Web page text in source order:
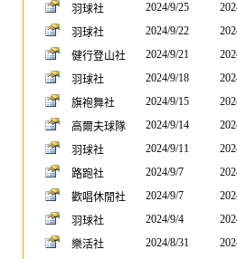
羽球社
2024/9/25
羽球社
2024/9/22
健行登山社
2024/9/21
羽球社
2024/9/18
旗袍舞社
2024/9/15
高爾夫球隊
2024/9/14
羽球社
2024/9/11
路跑社
2024/9/7
歡唱休閒社
2024/9/7
羽球社
2024/9/4
樂活社
2024/8/31